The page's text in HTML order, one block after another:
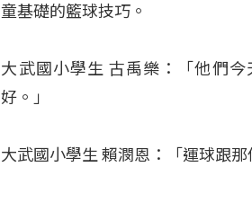
童基礎的籃球技巧。
大武國小學生 古禹樂：「他們
好。」
大武國小學生 賴潣恩：「運球跟